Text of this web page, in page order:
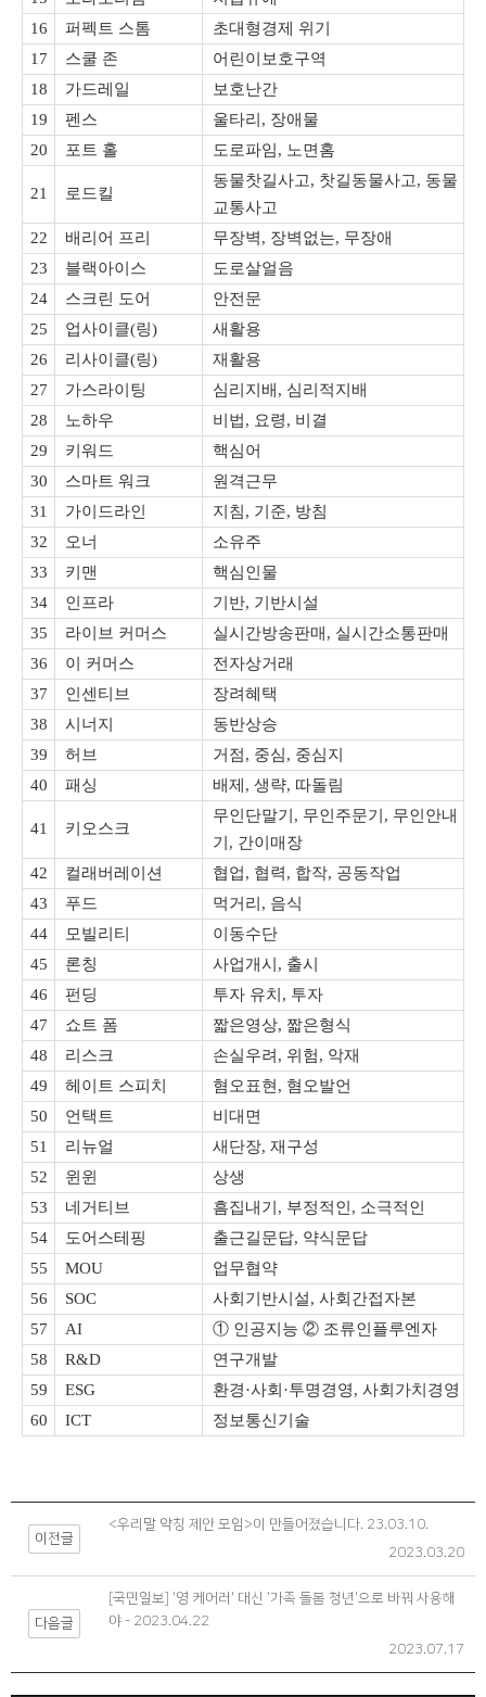
16
퍼펙트 스톰
초대형경제 위기
17
스쿨 존
어린이보호구역
18
가드레일
보호난간
19
펜스
울타리, 장애물
20
포트 홀 도로파임, 노면홈
21 로드킬
동물찻길사고, 찻길동물사고, 동물
교통사고
22
배리어 프리
무장벽, 장벽없는, 무장애
23
블랙아이스
도로살얼음
24
스크린 도어
안전문
25
업사이클(링)
새활용
26
리사이클(링)
재활용
27
가스라이팅
심리지배, 심리적지배
28
노하우
비법, 요령, 비결
29
키워드
핵심어
30
스마트 워크
원격근무
31
가이드라인
지침, 기준, 방침
32
오너
소유주
33
키맨
핵심인물
34
인프라
기반, 기반시설
35
라이브 커머스
실시간방송판매, 실시간소통판매
36
이 커머스
전자상거래
37
인센티브
장려혜택
38
시너지
동반상승
39
허브
거점, 중심, 중심지
40
패싱 배제, 생략, 따돌림
41 키오스크
무인단말기, 무인주문기, 무인안내
기, 간이매장
42
컬래버레이션
협업, 협력, 합작, 공동작업
43
푸드
먹거리, 음식
44
모빌리티
이동수단
45
론칭
사업개시, 출시
46
펀딩
투자 유치, 투자
47
쇼트 폼
짧은영상, 짧은형식
48
리스크
손실우려, 위험, 악재
49
헤이트 스피치
혐오표현, 혐오발언
50
언택트
비대면
51
리뉴얼
새단장, 재구성
52
윈윈
상생
53
네거티브
흠집내기, 부정적인, 소극적인
54
도어스테핑
출근길문답, 약식문답
55
MOU
업무협약
56
SOC
사회기반시설, 사회간접자본
57
AI
① 인공지능 ② 조류인플루엔자
58
R&D
연구개발
59
ESG
환경·사회·투명경영, 사회가치경영
60
ICT 정보통신기술
이전글
<우리말 약칭 제안 모임>이 만들어졌습니다. 23.03.10.
2023.03.20
다음글
[국민일보] '영 케어러' 대신 '가족 돌봄 청년'으로 바꿔 사용해
야 - 2023.04.22
2023.07.17